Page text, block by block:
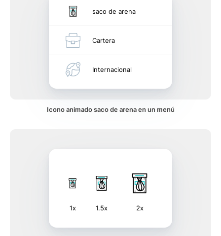
saco de arena
Cartera
Internacional
Icono animado saco de arena en un menú
1x 1.5x 2x